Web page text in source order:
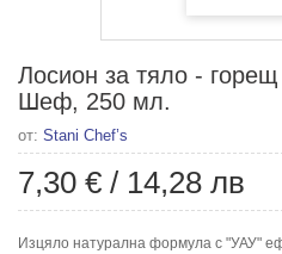
Лосион за тяло -
Шеф, 250 мл.
от: Stani Chef’s
7,30 € / 14,28 лв
Изцяло натурална формула с "УАУ"